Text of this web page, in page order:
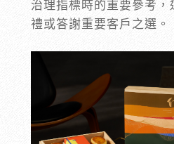
治理指標時的重要參考
禮或答謝重要客戶之選。